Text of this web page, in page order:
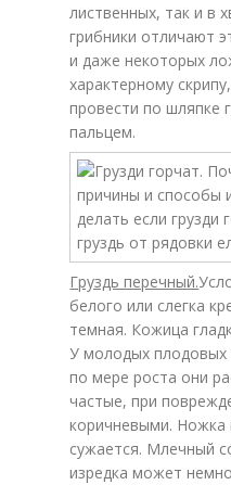
лиственных, так и в
грибники отличают
и даже некоторых
характерному
провести по шляпке
пальцем.
Груздь перечный.
белого или слегка
темная. Кожица
У молодых плодовых
по мере роста они
частые, при
коричневыми. Ножка
сужается. Млечный
изредка может